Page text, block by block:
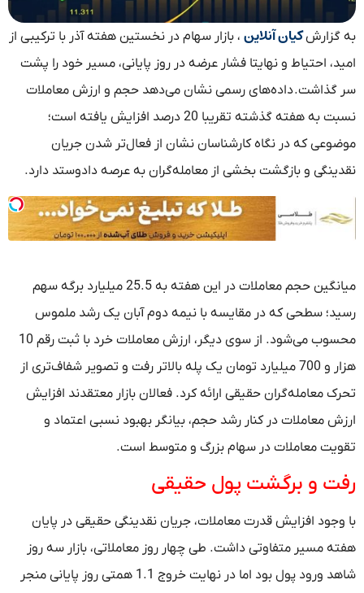
به گزارشکیان آنلاین ، بازار سهام در نخستین هفته آذر با ترکیبی از
امید، احتیاط و نهایتا فشار عرضه در روز پایانی، مسیر خود را پشت
سر گذاشت. داده‌های رسمی نشان می‌دهد حجم و ارزش معاملات
نسبت به هفته گذشته تقریبا 20 درصد افزایش یافته است؛
موضوعی که در نگاه کارشناسان نشان از فعال‌تر شدن جریان
نقدینگی و بازگشت بخشی از معامله‌گران به عرصه دادوستد دارد.
میانگین حجم معاملات در این هفته به 25.5 میلیارد برگه سهم
رسید؛ سطحی که در مقایسه با نیمه دوم آبان یک رشد ملموس
محسوب می‌شود. از سوی دیگر، ارزش معاملات خرد با ثبت رقم 10
هزار و 700 میلیارد تومان یک پله بالاتر رفت و تصویر شفاف‌تری از
تحرک معامله‌گران حقیقی ارائه کرد. فعالان بازار معتقدند افزایش
ارزش معاملات در کنار رشد حجم، بیانگر بهبود نسبی اعتماد و
تقویت معاملات در سهام بزرگ و متوسط است.
رفت و برگشت پول حقیقی
با وجود افزایش قدرت معاملات، جریان نقدینگی حقیقی در پایان
هفته مسیر متفاوتی داشت. طی چهار روز معاملاتی، بازار سه روز
شاهد ورود پول بود اما در نهایت خروج 1.1 همتی روز پایانی منجر